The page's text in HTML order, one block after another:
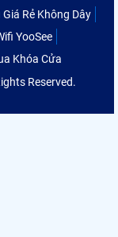
Rẻ Không Dây
YooSee
Khóa Cửa
Reserved.